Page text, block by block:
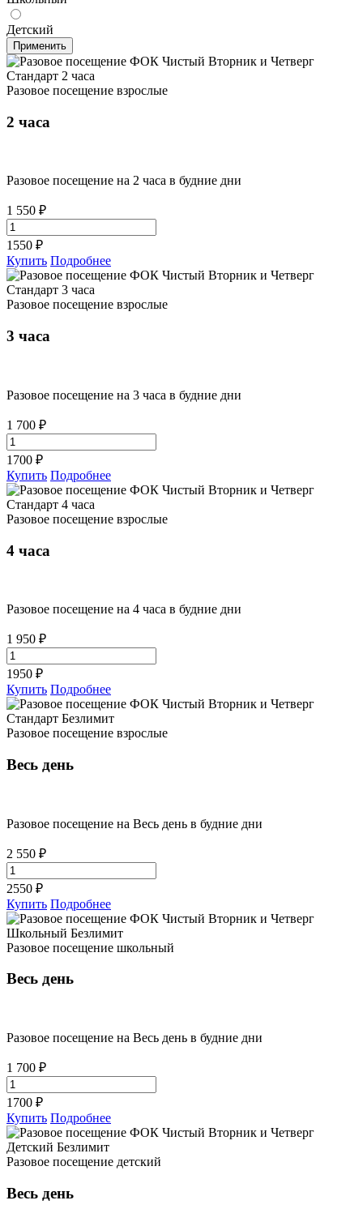
Детский
Применить
Разовое посещение взрослые
2 часа
Разовое посещение на 2 часа в будние дни
1 550 ₽
1550 ₽
Купить Подробнее
Разовое посещение взрослые
3 часа
Разовое посещение на 3 часа в будние дни
1 700 ₽
1700 ₽
Купить Подробнее
Разовое посещение взрослые
4 часа
Разовое посещение на 4 часа в будние дни
1 950 ₽
1950 ₽
Купить Подробнее
Разовое посещение взрослые
Весь день
Разовое посещение на Весь день в будние дни
2 550 ₽
2550 ₽
Купить Подробнее
Разовое посещение школьный
Весь день
Разовое посещение на Весь день в будние дни
1 700 ₽
1700 ₽
Купить Подробнее
Разовое посещение детский
Весь день